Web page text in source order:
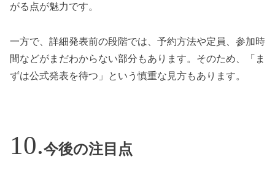
がる点が魅力です。
一方で、詳細発表前の段階では、予約方法や定員、参加時
間などがまだわからない部分もあります。そのため、「ま
ずは公式発表を待つ」という慎重な見方もあります。
今後の注目点